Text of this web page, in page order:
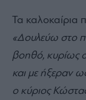
Τα καλοκαίρια
«Δουλεύω στο
βοηθό, κυρίως
και με ήξεραν
ο κύριος